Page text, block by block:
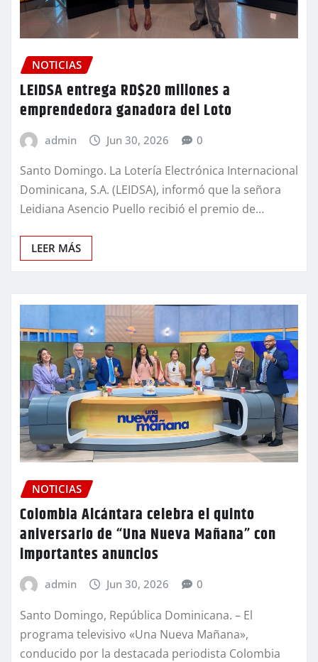
NOTICIAS
LEIDSA entrega RD$20 millones a
emprendedora ganadora del Loto
admin Jun 30, 2026 0
Santo Domingo. La Lotería Electrónica Internacional
Dominicana, S.A. (LEIDSA), informó que la señora
Leidiana Asencio Puello recibió el premio de…
LEER MÁS
NOTICIAS
Colombia Alcántara celebra el quinto
aniversario de “Una Nueva Mañana” con
importantes anuncios
admin Jun 30, 2026 0
Santo Domingo, República Dominicana. – El
programa televisivo «Una Nueva Mañana»,
conducido por la destacada periodista Colombia